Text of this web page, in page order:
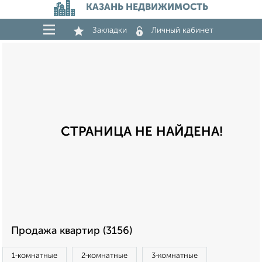
КАЗАНЬ НЕДВИЖИМОСТЬ
Закладки Личный кабинет
СТРАНИЦА НЕ НАЙДЕНА!
Продажа квартир (3156)
1‑комнатные 2‑комнатные 3‑комнатные